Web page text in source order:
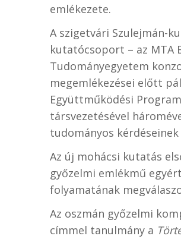
emlékezete.
A szigetvári Szulejmán-
kutatócsoport – az MTA
Tudományegyetem
megemlékezései előtt
Együttműködési
társvezetésével
tudományos
Az új mohácsi kutatás
győzelmi emlékmű
folyamatának
Az oszmán győzelmi
címmel tanulmány a